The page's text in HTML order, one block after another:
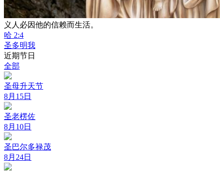
义人必因他的信赖而生活。
哈 2:4
圣多明我
近期节日
全部
圣母升天节
8月15日
圣老楞佐
8月10日
圣巴尔多禄茂
8月24日